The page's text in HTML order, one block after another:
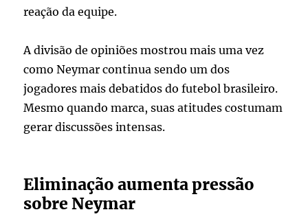
reação da equipe.
A divisão de opiniões mostrou mais uma vez
como Neymar continua sendo um dos
jogadores mais debatidos do futebol brasileiro.
Mesmo quando marca, suas atitudes costumam
gerar discussões intensas.
Eliminação aumenta pressão
sobre Neymar